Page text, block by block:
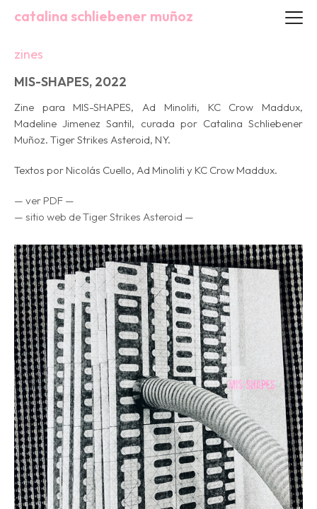
catalina schliebener muñoz
zines
MIS-SHAPES, 2022
Zine para MIS-SHAPES, Ad Minoliti, KC Crow Maddux,
Madeline Jimenez Santil, curada por Catalina Schliebener
Muñoz. Tiger Strikes Asteroid, NY.
Textos por Nicolás Cuello, Ad Minoliti y KC Crow Maddux.
— ver PDF —
— sitio web de Tiger Strikes Asteroid —